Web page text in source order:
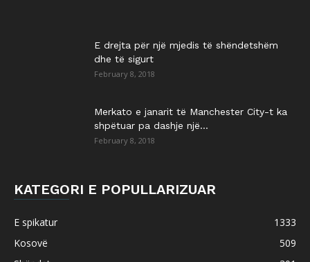
E drejta për një mjedis të shëndetshëm
dhe të sigurt
February 8, 2018
Merkato e janarit të Manchester City-t ka
shpëtuar pa dashje një...
February 8, 2018
KATEGORI E POPULLARIZUAR
E spikatur
1333
Kosovë
509